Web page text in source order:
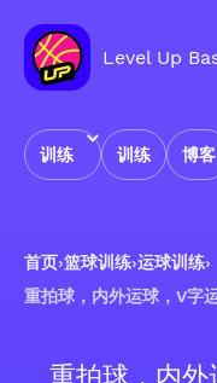
Level Up
训练 训练 博客
首页›篮球训练›运球训练›
重拍球，内外运球，V字
重拍球，内